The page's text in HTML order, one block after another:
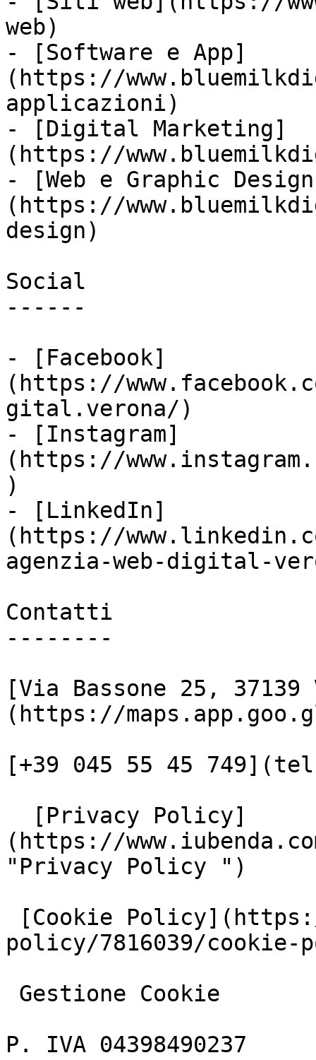
web)
- [Software e App]
(https://
applicazioni)
- [Digital Marketing]
(https://
- [Web e Graphic
(https://
design)
Social
------
- [Facebook]
(https://
gital.verona/)
- [Instagram]
(https://
)
- [LinkedIn]
(https://
agenzia-web-digital-
Contatti
--------
[Via Bassone 25, 37139
(https://
[+39 045 55 45
(https://
"Privacy Policy ")
policy/7816039/
P. IVA 04398490237